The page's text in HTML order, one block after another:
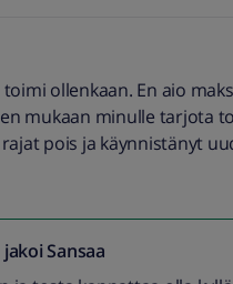
ollenkaan. En aio
mukaan minulle tarjota
pois ja käynnistänyt
Sansaa